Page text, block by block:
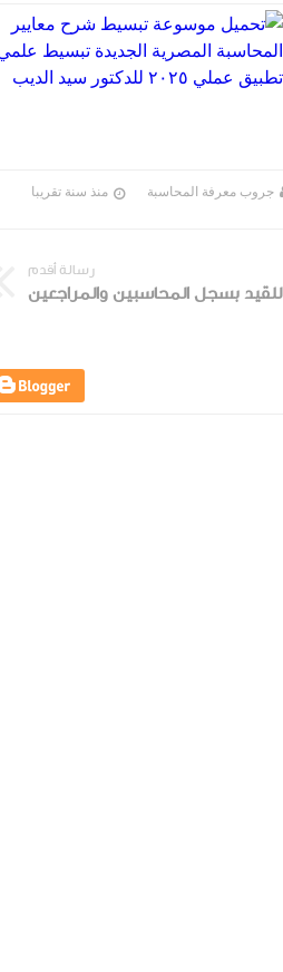
جروب معرفة المحاسبة منذ سنة تقريبا
رسالة أقدم
للقيد بسجل المحاسبين والمراجعين